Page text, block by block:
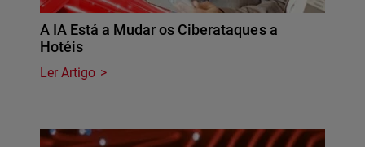
A IA Está a Mudar os Ciberataques a
Hotéis
Ler Artigo